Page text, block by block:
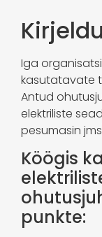
Iga
kasutatavate
Antud
elektriliste
pesumasin
Köögis
punkte: